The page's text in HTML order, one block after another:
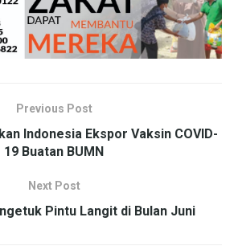
Previous Post
Indonesia Ekspor Vaksin COVID-
19 Buatan BUMN
Next Post
Pintu Langit di Bulan Juni